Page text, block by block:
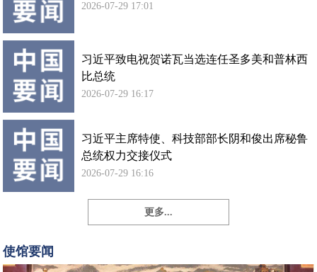
2026-07-29 17:01
习近平致电祝贺诺瓦当选连任圣多美和普林西
比总统
2026-07-29 16:17
习近平主席特使、科技部部长阴和俊出席秘鲁
总统权力交接仪式
2026-07-29 16:16
更多...
使馆要闻
勇
大